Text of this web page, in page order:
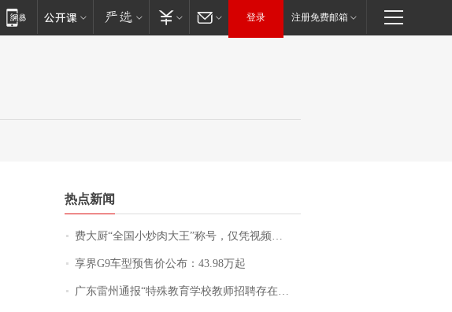
登录 注册免费邮箱
热点新闻
费大厨“全国小炒肉大王”称号，仅凭视频评出？中国烹饪协会回应
享界G9车型预售价公布：43.98万起
广东雷州通报“特殊教育学校教师招聘存在违规行为”：已启动问责程序 副校长被停职